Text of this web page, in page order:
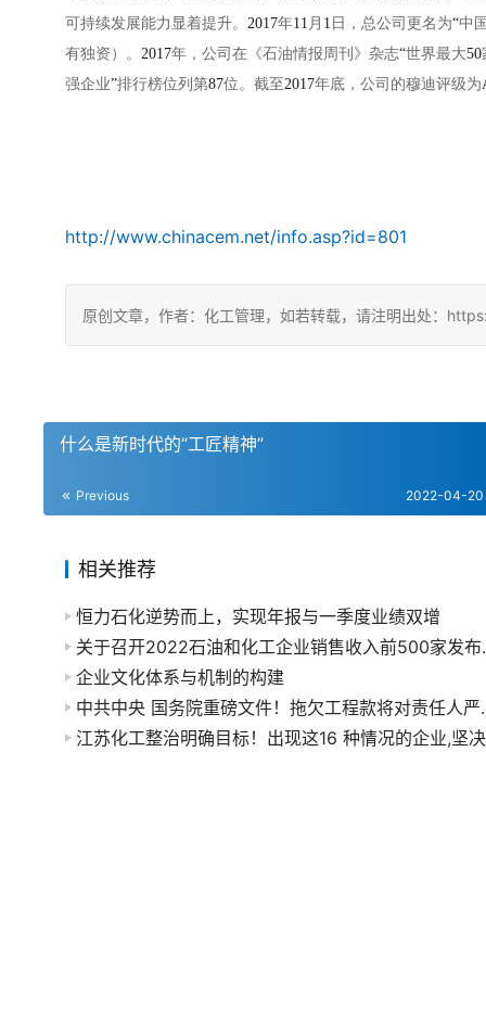
可持续发展能力显着提升。 2017年11 月 1 日，总公司更名为“中
有独资）。 2017年，公司在《石油情报周刊》杂志“世界最大50
强企业”排行榜位列第87位。截至2017年底，公司的穆迪评级为
http://www.chinacem.net/info.asp?id=801
原创文章，作者：化工管理，如若转载，请注明出处：
什么是新时代的“工匠精神”
Previous 2022-04-20
相关推荐
恒力石化逆势而上，实现年报与一季度业绩双增
关于召开2022石油
企业文化体系与机制的构建
中共中央 国务院重磅